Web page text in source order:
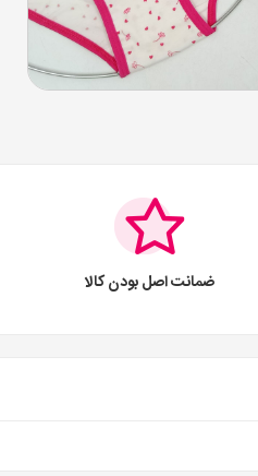
ضمانت اصل بودن کالا